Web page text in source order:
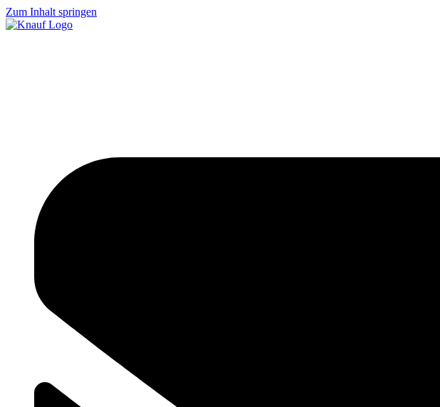
Zum Inhalt springen